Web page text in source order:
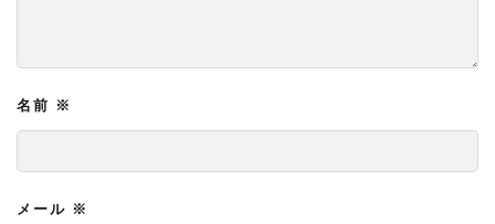
名前 ※
メール ※